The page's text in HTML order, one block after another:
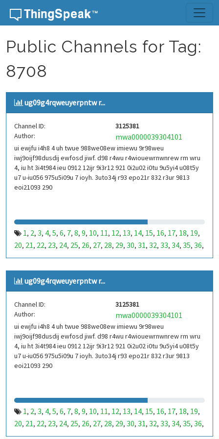
Skip to content
Public Channels for Tag:
8708
ug09g4rqweuyerpntw r...
Channel ID:
3125381
Author:
mwa0000039304101
ui ewjfu i4h8 4 uh twue 988we08ew imiewu 9r98weu
iwj9oijf98dusdij ewfosd jiwf. d98 r4wu r4wiouewrnwnrew rm wru
4, iu ht 3i4t984 ieu 0912 12ijr 9i3r12 921 0i2u02 i0tu 9u5yi4 u08t5y
u7 u-iu056 975u5i09u 7 ioyh. 3uto34j r93 epo21r 832 r3ur 9813
eoi21093 290
1, 2, 3, 4, 5, 6, 7, 8, 9, 10, 11, 12, 13, 14, 15, 16, 17, 18, 19,
20, 21, 22, 23, 24, 25, 26, 27, 28, 29, 30, 31, 32, 33, 34, 35, 36,
37,38,39,40,41,42,43,44,45,46,47,48,49,50,51,52,53,
99,100,101,102,103,104,105,106,107,108,109,110,
111,112,113,114,115,116,
123,124,125,126,127,128,129,130,131,132,133,134,
135,136,137 141,142,143
147,148 153,154,155,156,157,158
159,160,161,162,163,164,165 ,166,167,168,
171 ,172,173 ,174,175,176,177,178,179 ,180,181 ,182,
183,184,185,186, 187,188,189 ,190,191,192,193,194
195,196 ,197
231,232,233,234,235,236,237,238,239,
243, 244, 245, 246, 247,248,249,250 ,251,252, 253 ,254,
255 ,256,257, 258,259,260,261,262,263 ,264,265 , 266
ug09g4rqweuyerpntw r...
Channel ID:
3125381
Author:
mwa0000039304101
ui ewjfu i4h8 4 uh twue 988we08ew imiewu 9r98weu
iwj9oijf98dusdij ewfosd jiwf. d98 r4wu r4wiouewrnwnrew rm wru
4, iu ht 3i4t984 ieu 0912 12ijr 9i3r12 921 0i2u02 i0tu 9u5yi4 u08t5y
u7 u-iu056 975u5i09u 7 ioyh. 3uto34j r93 epo21r 832 r3ur 9813
eoi21093 290
1, 2, 3, 4, 5, 6, 7, 8, 9, 10, 11, 12, 13, 14, 15, 16, 17, 18, 19,
20, 21, 22, 23, 24, 25, 26, 27, 28, 29, 30, 31, 32, 33, 34, 35, 36,
37,38,39,40,41,42,43,44,45,46,47,48,49,50,51,52,53,